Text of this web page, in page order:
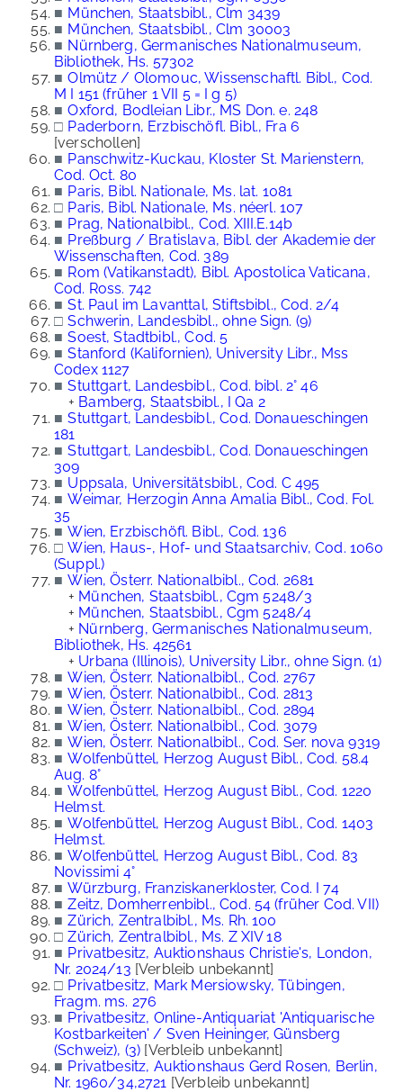
■ München, Staatsbibl., Clm 3439
■ München, Staatsbibl., Clm 30003
■ Nürnberg, Germanisches Nationalmuseum,
Bibliothek, Hs. 57302
■ Olmütz / Olomouc, Wissenschaftl. Bibl., Cod.
M I 151 (früher 1 VII 5 = I g 5)
■ Oxford, Bodleian Libr., MS Don. e. 248
□ Paderborn, Erzbischöfl. Bibl., Fra 6
[verschollen]
■ Panschwitz-Kuckau, Kloster St. Marienstern,
Cod. Oct. 80
■ Paris, Bibl. Nationale, Ms. lat. 1081
□ Paris, Bibl. Nationale, Ms. néerl. 107
■ Prag, Nationalbibl., Cod. XIII.E.14b
■ Preßburg / Bratislava, Bibl. der Akademie der
Wissenschaften, Cod. 389
■ Rom (Vatikanstadt), Bibl. Apostolica Vaticana,
Cod. Ross. 742
■ St. Paul im Lavanttal, Stiftsbibl., Cod. 2/4
□ Schwerin, Landesbibl., ohne Sign. (9)
■ Soest, Stadtbibl., Cod. 5
■ Stanford (Kalifornien), University Libr., Mss
Codex 1127
■ Stuttgart, Landesbibl., Cod. bibl. 2° 46
+ Bamberg, Staatsbibl., I Qa 2
■ Stuttgart, Landesbibl., Cod. Donaueschingen
181
■ Stuttgart, Landesbibl., Cod. Donaueschingen
309
■ Uppsala, Universitätsbibl., Cod. C 495
■ Weimar, Herzogin Anna Amalia Bibl., Cod. Fol.
35
■ Wien, Erzbischöfl. Bibl., Cod. 136
□ Wien, Haus-, Hof- und Staatsarchiv, Cod. 1060
(Suppl.)
■ Wien, Österr. Nationalbibl., Cod. 2681
+ München, Staatsbibl., Cgm 5248/3
+ München, Staatsbibl., Cgm 5248/4
+ Nürnberg, Germanisches Nationalmuseum,
Bibliothek, Hs. 42561
+ Urbana (Illinois), University Libr., ohne Sign. (1)
■ Wien, Österr. Nationalbibl., Cod. 2767
■ Wien, Österr. Nationalbibl., Cod. 2813
■ Wien, Österr. Nationalbibl., Cod. 2894
■ Wien, Österr. Nationalbibl., Cod. 3079
■ Wien, Österr. Nationalbibl., Cod. Ser. nova 9319
■ Wolfenbüttel, Herzog August Bibl., Cod. 58.4
Aug. 8°
■ Wolfenbüttel, Herzog August Bibl., Cod. 1220
Helmst.
■ Wolfenbüttel, Herzog August Bibl., Cod. 1403
Helmst.
■ Wolfenbüttel, Herzog August Bibl., Cod. 83
Novissimi 4°
■ Würzburg, Franziskanerkloster, Cod. I 74
■ Zeitz, Domherrenbibl., Cod. 54 (früher Cod. VII)
■ Zürich, Zentralbibl., Ms. Rh. 100
□ Zürich, Zentralbibl., Ms. Z XIV 18
■ Privatbesitz, Auktionshaus Christie's, London,
Nr. 2024/13 [Verbleib unbekannt]
□ Privatbesitz, Mark Mersiowsky, Tübingen,
Fragm. ms. 276
■ Privatbesitz, Online-Antiquariat 'Antiquarische
Kostbarkeiten' / Sven Heininger, Günsberg
(Schweiz), (3) [Verbleib unbekannt]
■ Privatbesitz, Auktionshaus Gerd Rosen, Berlin,
Nr. 1960/34,2721 [Verbleib unbekannt]